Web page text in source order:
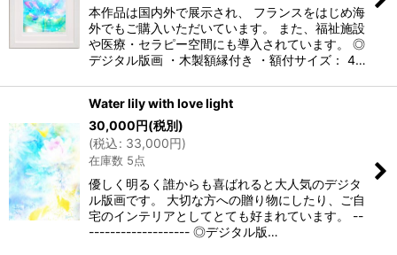
本作品は国内外で展示され、 フランスをはじめ海
外でもご購入いただいています。 また、福祉施設
や医療・セラピー空間にも導入されています。 ◎
デジタル版画 ・木製額縁付き ・額付サイズ： 4…
Water lily with love light
30,000円(税別)
(税込: 33,000円)
在庫数 5点
優しく明るく誰からも喜ばれると大人気のデジタ
ル版画です。 大切な方への贈り物にしたり、ご自
宅のインテリアとしてとても好まれています。 --
------------------- ◎デジタル版…